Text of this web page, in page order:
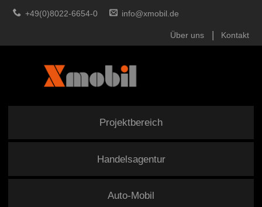
+49(0)8022-6654-0 info@xmobil.de
Über uns Kontakt
Projektbereich
Handelsagentur
Auto-Mobil